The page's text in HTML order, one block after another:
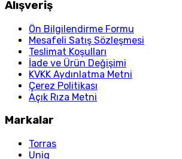
Alışveriş
Ön Bilgilendirme Formu
Mesafeli Satış Sözleşmesi
Teslimat Koşulları
İade ve Ürün Değişimi
KVKK Aydınlatma Metni
Çerez Politikası
Açık Rıza Metni
Markalar
Torras
Uniq